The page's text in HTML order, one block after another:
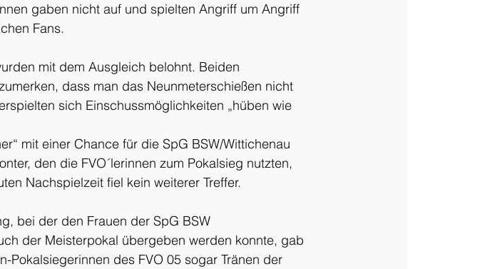
gaben nicht auf und spielten Angriff um Angriff
Fans.
mit dem Ausgleich belohnt. Beiden
dass man das Neunmeterschießen nicht
sich Einschussmöglichkeiten „hüben wie
mit einer Chance für die SpG BSW/Wittichenau
den die FVO´lerinnen zum Pokalsieg nutzten,
Nachspielzeit fiel kein weiterer Treffer.
bei der den Frauen der SpG BSW
der Meisterpokal übergeben werden konnte, gab
Pokalsiegerinnen des FVO 05 sogar Tränen der